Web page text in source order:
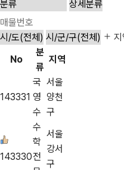
No
분
류
지역
143331
국
영
수
서울
양천
구
143330
수
학
전
서울
강서
구